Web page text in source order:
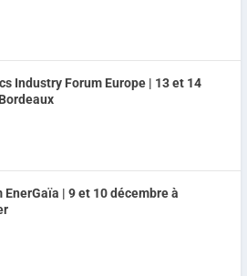
Industry Forum Europe | 13 et 14
EnerGaïa | 9 et 10 décembre à